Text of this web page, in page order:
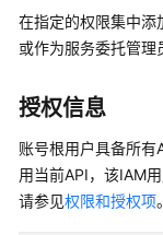
绍
速
门
用
在指定的权限集中添
或作为服务委托管理
授权信息
账号根用户具备所有
用当前API，该IAM
请参见权限和授权项。